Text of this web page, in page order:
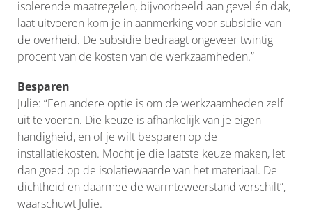
isolerende maatregelen, bijvoorbeeld aan gevel én dak,
laat uitvoeren kom je in aanmerking voor subsidie van
de overheid. De subsidie bedraagt ongeveer twintig
procent van de kosten van de werkzaamheden.”
Besparen
Julie: “Een andere optie is om de werkzaamheden zelf
uit te voeren. Die keuze is afhankelijk van je eigen
handigheid, en of je wilt besparen op de
installatiekosten. Mocht je die laatste keuze maken, let
dan goed op de isolatiewaarde van het materiaal. De
dichtheid en daarmee de warmteweerstand verschilt”,
waarschuwt Julie.